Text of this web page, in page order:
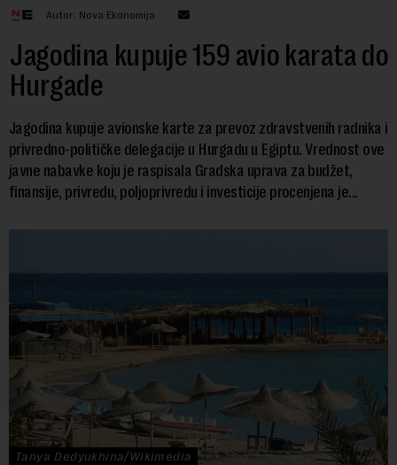
Autor: Nova Ekonomija
Jagodina kupuje 159 avio karata do
Hurgade
Jagodina kupuje avionske karte za prevoz zdravstvenih radnika i
privredno-političke delegacije u Hurgadu u Egiptu. Vrednost ove
javne nabavke koju je raspisala Gradska uprava za budžet,
finansije, privredu, poljoprivredu i investicije procenjena je...
Tanya Dedyukhina/Wikimedia